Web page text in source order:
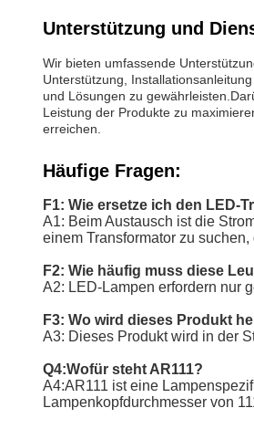
Unterstützung und
Wir bieten umfassende
Unterstützung,
und Lösungen zu
Leistung der Produkte zu
erreichen.
Häufige Fragen:
F1: Wie ersetze ich den LED-
A1: Beim Austausch ist die
einem Transformator zu
F2: Wie häufig muss diese
A2: LED-Lampen erfordern nur
F3: Wo wird dieses Produkt
A3: Dieses Produkt wird in der
Q4:Wofür steht AR111?
A4:AR111 ist eine
Lampenkopfdurchmesser von